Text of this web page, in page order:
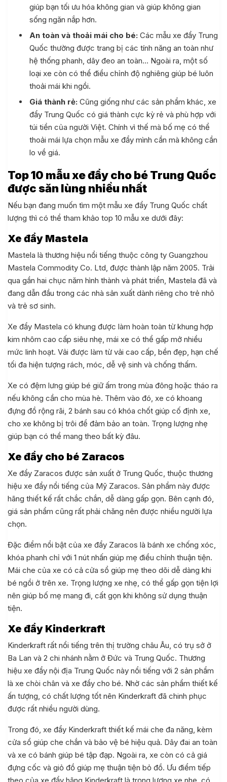
giúp bạn tối ưu hóa không gian và giúp không gian
sống ngăn nắp hơn.
An toàn và thoải mái cho bé: Các mẫu xe đẩy Trung
Quốc thường được trang bị các tính năng an toàn như
hệ thống phanh, dây đeo an toàn… Ngoài ra, một số
loại xe còn có thể điều chỉnh độ nghiêng giúp bé luôn
thoải mái khi ngồi.
Giá thành rẻ: Cũng giống như các sản phẩm khác, xe
đẩy Trung Quốc có giá thành cực kỳ rẻ và phù hợp với
túi tiền của người Việt. Chính vì thế mà bố mẹ có thể
thoải mái lựa chọn mẫu xe đẩy mình cần mà không cần
lo về giá.
Top 10 mẫu xe đẩy cho bé Trung Quốc
được săn lùng nhiều nhất
Nếu bạn đang muốn tìm một mẫu xe đẩy Trung Quốc chất
lượng thì có thể tham khảo top 10 mẫu xe dưới đây:
Xe đẩy Mastela
Mastela là thương hiệu nổi tiếng thuộc công ty Guangzhou
Mastela Commodity Co. Ltd, được thành lập năm 2005. Trải
qua gần hai chục năm hình thành và phát triển, Mastela đã và
đang dẫn đầu trong các nhà sản xuất dành riêng cho trẻ nhỏ
và trẻ sơ sinh.
Xe đẩy Mastela có khung được làm hoàn toàn từ khung hợp
kim nhôm cao cấp siêu nhẹ, mái xe có thể gấp mở nhiều
mức linh hoạt. Vải được làm từ vải cao cấp, bền đẹp, hạn chế
tối đa hiện tượng rách, móc, dễ vệ sinh và chống thấm.
Xe có đệm lưng giúp bé giữ ấm trong mùa đông hoặc tháo ra
nếu không cần cho mùa hè. Thêm vào đó, xe có khoang
đựng đồ rộng rãi, 2 bánh sau có khóa chốt giúp cố định xe,
cho xe không bị trôi để đảm bảo an toàn. Trọng lượng nhẹ
giúp bạn có thể mang theo bất kỳ đâu.
Xe đẩy cho bé Zaracos
Xe đẩy Zaracos được sản xuất ở Trung Quốc, thuộc thương
hiệu xe đẩy nổi tiếng của Mỹ Zaracos. Sản phẩm này được
hãng thiết kế rất chắc chắn, dễ dàng gấp gọn. Bên cạnh đó,
giá sản phẩm cũng rất phải chăng nên được nhiều người lựa
chọn.
Đặc điểm nổi bật của xe đẩy Zaracos là bánh xe chống xóc,
khóa phanh chỉ với 1 nút nhấn giúp mẹ điều chỉnh thuận tiện.
Mái che của xe có cả cửa sổ giúp mẹ theo dõi dễ dàng khi
bé ngồi ở trên xe. Trọng lượng xe nhẹ, có thể gấp gọn tiện lợi
nên giúp bố mẹ mang đi, cất gọn khi không sử dụng thuận
tiện.
Xe đẩy Kinderkraft
Kinderkraft rất nổi tiếng trên thị trường châu Âu, có trụ sở ở
Ba Lan và 2 chi nhánh nằm ở Đức và Trung Quốc. Thương
hiệu xe đẩy nội địa Trung Quốc này nổi tiếng với 2 sản phẩm
là xe chòi chân và xe đẩy cho bé. Nhờ các sản phẩm thiết kế
ấn tượng, có chất lượng tốt nên Kinderkraft đã chinh phục
được rất nhiều người dùng.
Trong đó, xe đẩy Kinderkraft thiết kế mái che đa năng, kèm
cửa sổ giúp che chắn và bảo vệ bé hiệu quả. Dây đai an toàn
và xe có bánh giúp bé tập đạp. Ngoài ra, xe còn có cả giá
đựng cốc và giỏ đồ giúp mẹ thuận tiện bỏ đồ. Ưu điểm tiếp